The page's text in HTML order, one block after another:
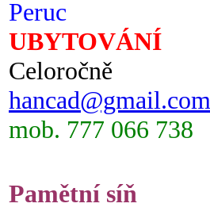
Peruc
UBYTOVÁNÍ
Celoročně
hancad@gmail.com
mob. 777 066 738
Pamětní síň